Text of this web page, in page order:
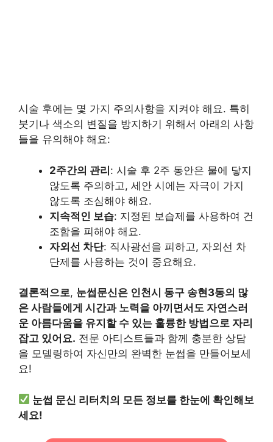
시술 후에는 몇 가지 주의사항을 지켜야 해요. 특히
붓기나 색소의 변질을 방지하기 위해서 아래의 사항
들을 유의해야 해요:
2주간의 관리: 시술 후 2주 동안은 물에 닿지
않도록 주의하고, 세안 시에는 자극이 가지
않도록 조심해야 해요.
지속적인 보습: 지정된 보습제를 사용하여 건
조함을 피해야 해요.
자외선 차단: 직사광선을 피하고, 자외선 차
단제를 사용하는 것이 중요해요.
결론적으로, 눈썹문신은 인천시 동구 송현3동의 많
은 사람들에게 시간과 노력을 아끼면서도 자연스러
운 아름다움을 유지할 수 있는 훌륭한 방법으로 자리
잡고 있어요. 전문 아티스트들과 함께 충분한 상담
을 모델링하여 자신만의 완벽한 눈썹을 만들어보세
요!
눈썹 문신 리터치의 모든 정보를 한눈에 확인해보
세요!